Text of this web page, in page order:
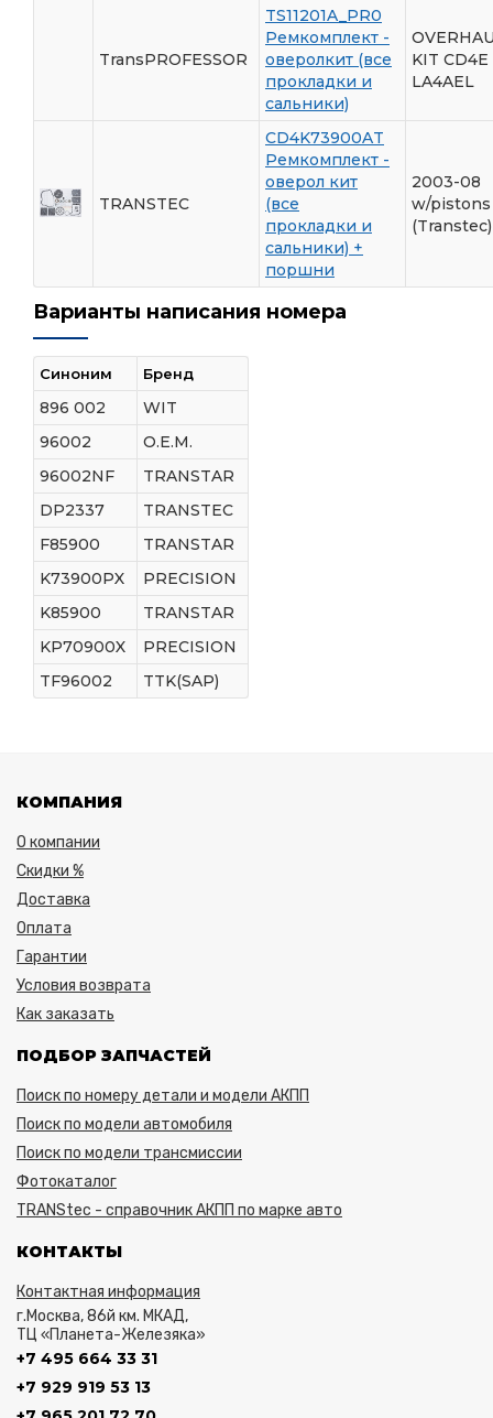
TransPROFESSOR
TS11201A_PR0
Ремкомплект -
оверолкит (все
прокладки и
сальники)
KIT CD4E
LA4AEL
TRANSTEC
CD4K73900AT
Ремкомплект -
оверол кит
(все
прокладки и
сальники) +
поршни
2003-08
w/pistons
(Transtec)
Варианты написания номера
Синоним Бренд
896 002
WIT
96002
O.E.M.
96002NF
TRANSTAR
DP2337
TRANSTEC
F85900
TRANSTAR
K73900PX
PRECISION
K85900
TRANSTAR
KP70900X
PRECISION
TF96002
TTK(SAP)
КОМПАНИЯ
О компании
Скидки %
Доставка
Оплата
Гарантии
Условия возврата
Как заказать
ПОДБОР ЗАПЧАСТЕЙ
Поиск по номеру детали и модели АКПП
Поиск по модели автомобиля
Поиск по модели трансмиссии
Фотокаталог
TRANStec - справочник АКПП по марке авто
КОНТАКТЫ
Контактная информация
г.Москва, 86й км. МКАД,
ТЦ «Планета-Железяка»
+7 495 664 33 31
+7 929 919 53 13